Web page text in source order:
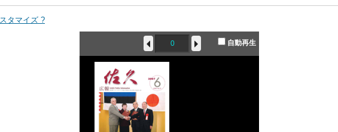
width="300" height="241"> <!--<![endif]--> <param name="quality" value="high"> <param
www.saku-library.com/books/0009/52/&theme=1&preview=10&startpage=0&bookintro=http://
content.php?id=70"/> <param name="wmode" value="opaque"> <param name="swfversion"
value="http://www.saku-library.com/Scripts/expressInstall.swf"> <param name="book"
library.com/"> <div> <h4>このコンテンツの表示には、Adobe Flash Playerの最新バージョンが必要です
www.adobe.com/go/getflashplayer"><img src="http://www.adobe.com/images/shared/
タマイズ ?
自動再生